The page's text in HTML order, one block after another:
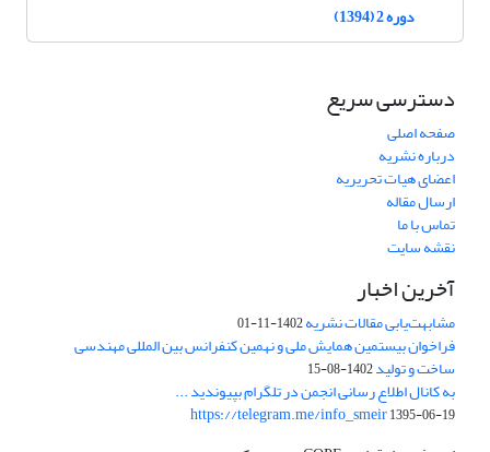
دوره 2 (1394)
دسترسی سریع
صفحه اصلی
درباره نشریه
اعضای هیات تحریریه
ارسال مقاله
تماس با ما
نقشه سایت
آخرین اخبار
مشابهت‌یابی مقالات نشریه1402-11-01
فراخوان بیستمین همایش ملی و نهمین کنفرانس بین المللی مهندسی
ساخت و تولید1402-08-15
به کانال اطلاع رسانی انجمن در تلگرام بپیوندید ...
https://telegram.me/info_smeir1395-06-19